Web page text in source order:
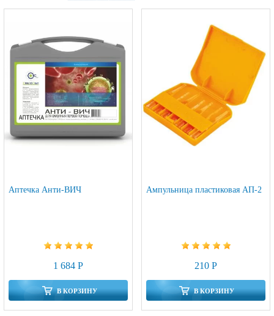
Аптечка Анти-ВИЧ
1 684 Р
В КОРЗИНУ
Ампульница пластиковая АП-2
210 Р
В КОРЗИНУ